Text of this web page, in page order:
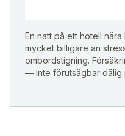
En natt på ett hotell nära
mycket billigare än
ombordstigning.
— inte förutsägbar dålig